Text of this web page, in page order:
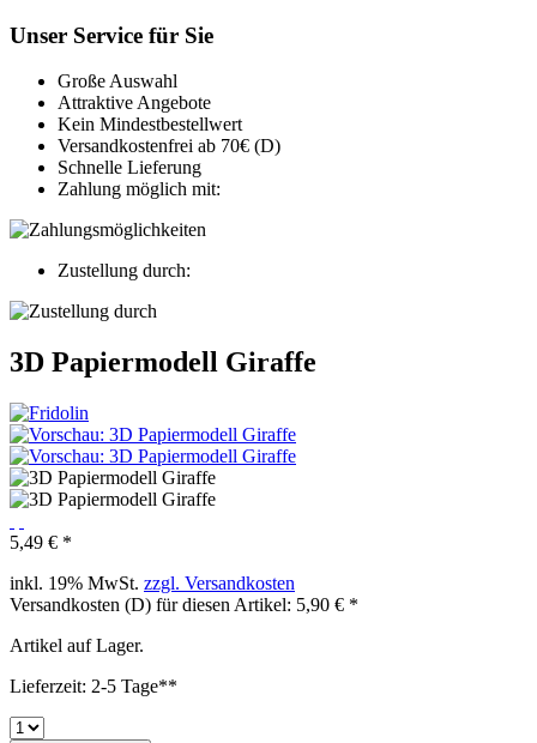
Unser Service für Sie
Große Auswahl
Attraktive Angebote
Kein Mindestbestellwert
Versandkostenfrei ab 70€ (D)
Schnelle Lieferung
Zahlung möglich mit:
Zustellung durch:
3D Papiermodell Giraffe
5,49 € *
inkl. 19% MwSt. zzgl. Versandkosten
Versandkosten (D) für diesen Artikel: 5,90 € *
Artikel auf Lager.
Lieferzeit: 2-5 Tage**